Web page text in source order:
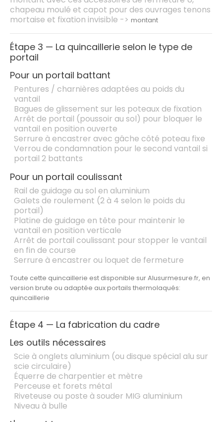
chapeau moulé et capot pour des ouvrages tenons
mortaise et fixation invisible -> montant
Étape 3 — La quincaillerie selon le type de
portail
Pour un portail battant
Pentures / charnières adaptées au poids du
vantail
Bagues de glissement sur les poteaux de fixation
Arrêt de portail (poussoir au sol) pour bloquer le
vantail en position ouverte
Serrure à encastrer avec gâche côté poteau fixe
Verrou de condamnation pour le second vantail si
portail 2 battants
Pour un portail coulissant
Rail de guidage au sol en aluminium
Galets de roulement (2 à 4 selon le poids du
portail)
Platine de guidage en tête pour maintenir le
vantail en position verticale
Arrêt de portail coulissant pour stopper le vantail
en fin de course
Serrure à encastrer ou loquet de fermeture
Toute cette quincaillerie est disponible sur Alusurmesure.fr, en
version brute ou adaptée aux portails thermolaqués:
quincaillerie
Étape 4 — La fabrication du cadre
Les outils nécessaires
Scie à onglets aluminium (ou disque spécial alu sur
scie circulaire)
Équerre de charpentier et mètre
Perceuse et forets métal
Riveteuse ou poste à souder MIG aluminium
Niveau à bulle